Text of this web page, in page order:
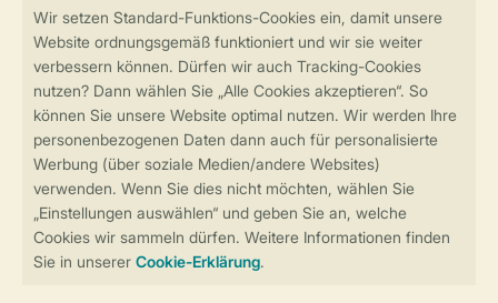
Sicherstellung Deiner Privatsphäre
Sicher und schnell zur Online-Buchung
Sichere Datenübertragung
Sicheres Bezahlen